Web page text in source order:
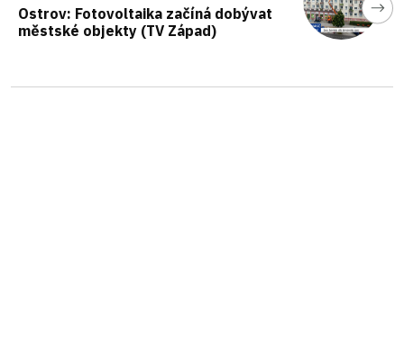
Ostrov: Fotovoltaika začíná dobývat
městské objekty (TV Západ)